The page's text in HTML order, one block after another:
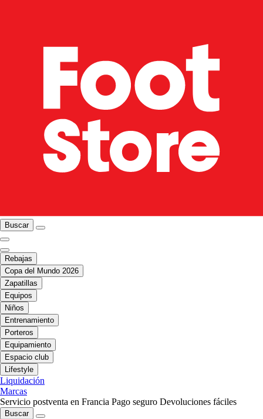
Buscar
Rebajas
Copa del Mundo 2026
Zapatillas
Equipos
Niños
Entrenamiento
Porteros
Equipamiento
Espacio club
Lifestyle
Liquidación
Marcas
Servicio postventa en Francia Pago seguro Devoluciones fáciles
Buscar